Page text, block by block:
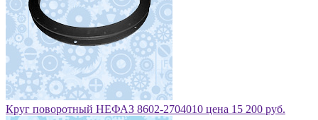
Круг поворотный НЕФАЗ 8602-2704010 цена 15 200 руб.